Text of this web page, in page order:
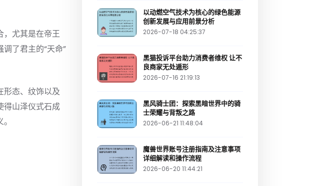
，尤其是在帝王
了君主的“天命”
形态、纹饰以及
得山泽仪式石成
以动燃空气技术为核心的绿色能源
创新发展与应用前景分析
2026-07-18 04:25:37
黑猫投诉平台助力消费者维权 让不
良商家无处遁形
2026-07-16 21:19:13
黑风骑士团：探索黑暗世界中的骑
士荣耀与背叛之路
2026-06-21 11:48:04
魔兽世界账号注册指南及注意事项
详细解读和操作流程
2026-06-20 11:44:21